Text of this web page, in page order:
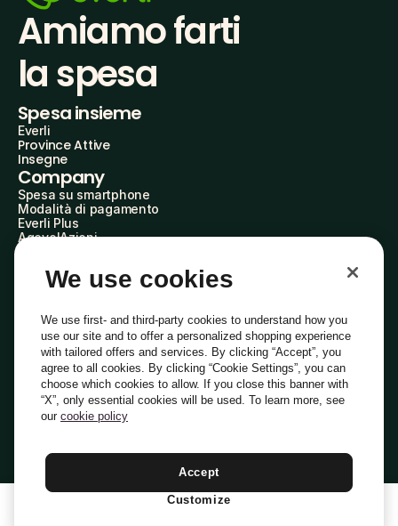
Amiamo farti
la spesa
Spesa insieme
Everli
Province Attive
Insegne
Company
Spesa su smartphone
Modalità di pagamento
Everli Plus
AgevolAzioni
Everli Shoppers
Scopri chi siamo
Domande frequenti
Lavora con noi
Diventa Shopper
Investitori
PrivacyCookiePreferenze Cookie
Termini e Condizioni
Italiano
We use cookies
We use first- and third-party cookies to understand how you
use our site and to offer a personalized shopping experience
with tailored offers and services. By clicking “Accept”, you
agree to all cookies. By clicking “Cookie Settings”, you can
choose which cookies to allow. If you close this banner with
“X”, only essential cookies will be used. To learn more, see
our cookie policy
Accept
Customize